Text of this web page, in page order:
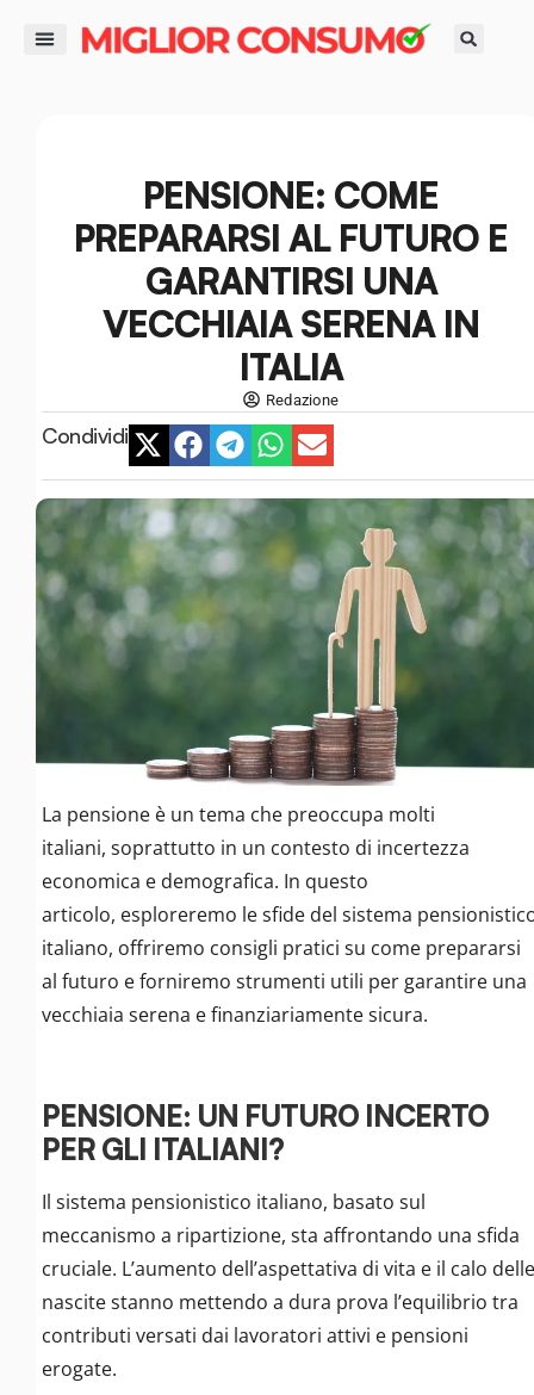
PENSIONE: COME
PREPARARSI AL FUTURO E
GARANTIRSI UNA
VECCHIAIA SERENA IN
ITALIA
Redazione
Condividi
La pensione è un tema che preoccupa molti
italiani, soprattutto in un contesto di incertezza
economica e demografica. In questo
articolo, esploreremo le sfide del sistema
italiano, offriremo consigli pratici su come prepararsi
al futuro e forniremo strumenti utili per garantire una
vecchiaia serena e finanziariamente sicura.
PENSIONE: UN FUTURO INCERTO
PER GLI ITALIANI?
Il sistema pensionistico italiano, basato sul
meccanismo a ripartizione, sta affrontando una sfida
cruciale. L’aumento dell’aspettativa di vita e il calo delle
nascite stanno mettendo a dura prova l’equilibrio tra
contributi versati dai lavoratori attivi e pensioni
erogate.